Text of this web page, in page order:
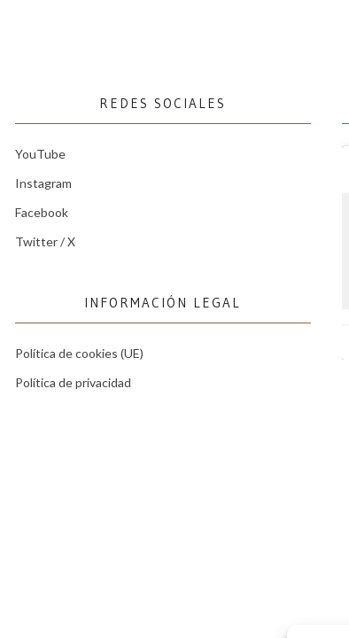
REDES SOCIALES
YouTube
Instagram
Facebook
Twitter / X
INFORMACIÓN LEGAL
Política de cookies (UE)
Política de privacidad